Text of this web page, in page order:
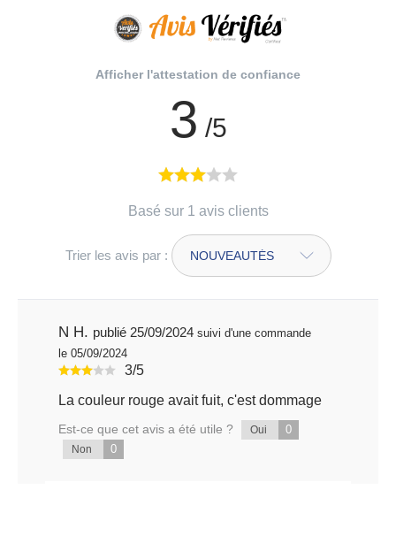
Afficher l'attestation de confiance
3 /5
Basé sur 1 avis clients
Trier les avis par :
N H. publié 25/09/2024 suivi d'une commande
le 05/09/2024
3/5
La couleur rouge avait fuit, c'est dommage
Est-ce que cet avis a été utile ? Oui 0
Non 0